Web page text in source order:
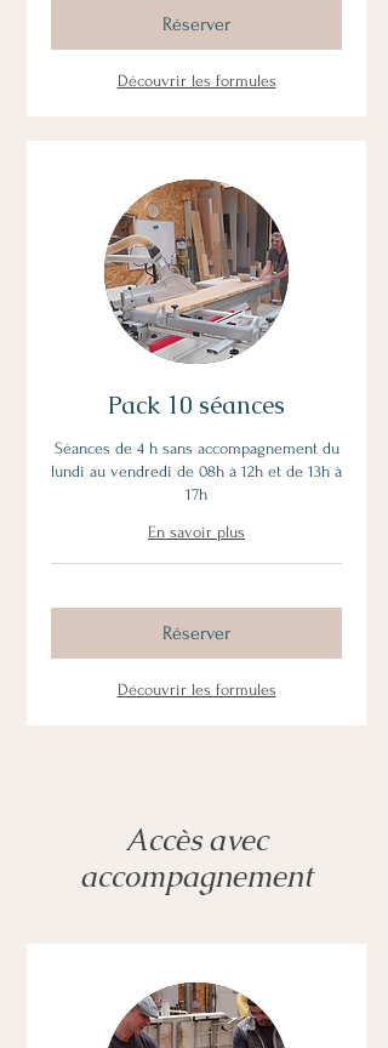
Réserver
Découvrir les formules
Pack 10 séances
Séances de 4 h sans accompagnement du
lundi au vendredi de 08h à 12h et de 13h à
17h
En savoir plus
Réserver
Découvrir les formules
Accès avec
accompagnement